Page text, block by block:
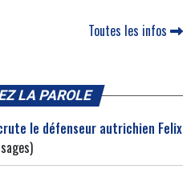
Toutes les infos
LA PAROLE
le défenseur autrichien Felix